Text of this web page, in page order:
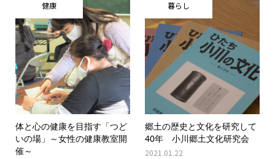
健康
体と心の健康を目指す「つど
いの場」～女性の健康教室開
催～
暮らし
郷土の歴史と文化を研究して
40年 小川郷土文化研究会
2021.01.22